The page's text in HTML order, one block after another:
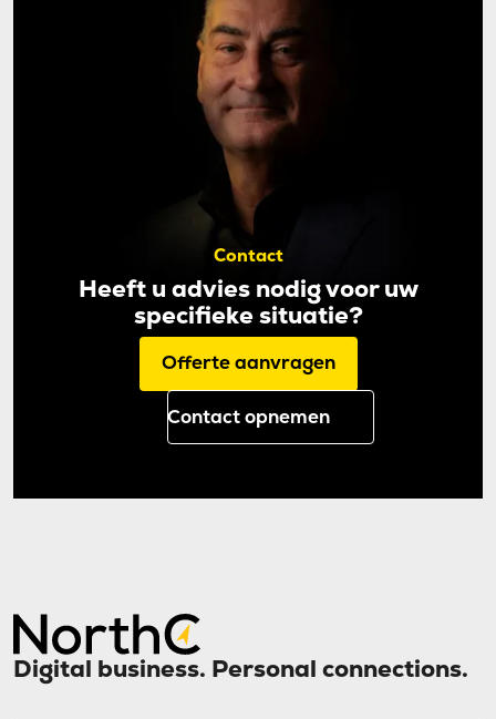
Contact
Heeft u advies nodig voor uw
specifieke situatie?
Offerte aanvragen
Contact opnemen
Digital business. Personal connections.